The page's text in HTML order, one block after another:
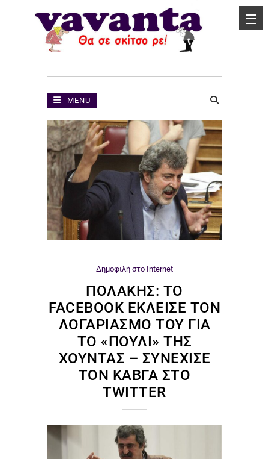
MENU
Δημοφιλή στο Internet
ΠΟΛΆΚΗΣ: ΤΟ
FACEBOOK ΈΚΛΕΙΣΕ ΤΟΝ
ΛΟΓΑΡΙΑΣΜΌ ΤΟΥ ΓΙΑ
ΤΟ «ΠΟΥΛΊ» ΤΗΣ
ΧΟΎΝΤΑΣ – ΣΥΝΈΧΙΣΕ
ΤΟΝ ΚΑΒΓΆ ΣΤΟ
TWITTER